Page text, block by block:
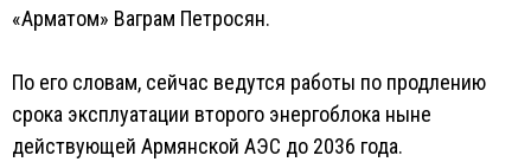
«Арматом» Ваграм Петросян.
По его словам, сейчас ведутся работы по продлению
срока эксплуатации второго энергоблока ныне
действующей Армянской АЭС до 2036 года.